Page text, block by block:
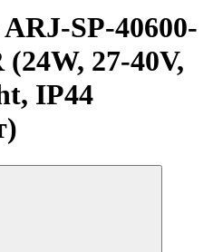
SP-40600-
27-40V,
IP44